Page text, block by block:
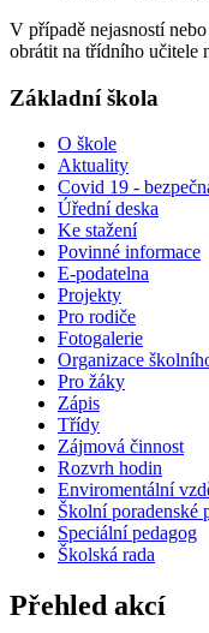
V případě nejasností
obrátit na třídního učitele
Základní škola
O škole
Aktuality
Covid 19 -
Úřední deska
Ke stažení
Povinné informace
E-podatelna
Projekty
Pro rodiče
Fotogalerie
Organizace
Pro žáky
Zápis
Třídy
Zájmová činnost
Rozvrh hodin
Enviromentální
Školní poradenské
Speciální pedagog
Školská rada
Přehled akcí